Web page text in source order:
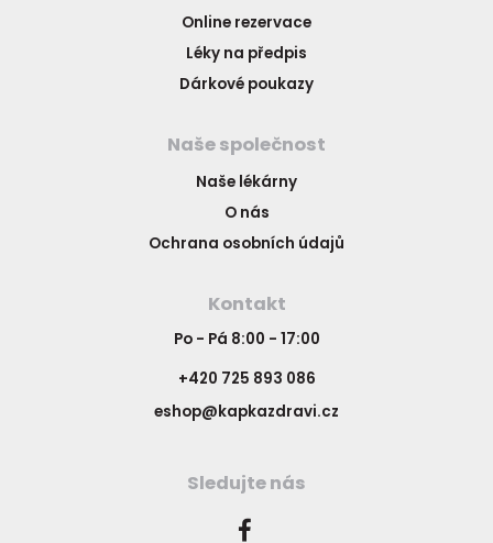
Online rezervace
Léky na předpis
Dárkové poukazy
Naše společnost
Naše lékárny
O nás
Ochrana osobních údajů
Kontakt
Po - Pá 8:00 - 17:00
+420 725 893 086
eshop@kapkazdravi.cz
Sledujte nás